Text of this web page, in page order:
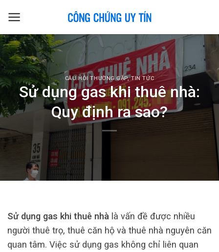
CÂU HỎI THƯỜNG GẶP,TIN TỨC
Sử dụng gas khi thuê nhà:
Quy định ra sao?
Sử dụng gas khi thuê nhà là vấn đề được nhiều
người thuê trọ, thuê căn hộ và thuê nhà nguyên căn
quan tâm. Việc sử dụng gas không chỉ liên quan